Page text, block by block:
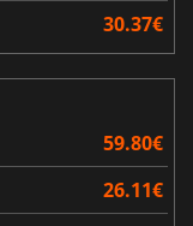
30.37€
59.80€
26.11€